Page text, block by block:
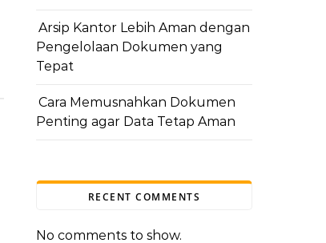
Arsip Kantor Lebih Aman dengan
Pengelolaan Dokumen yang
Tepat
Cara Memusnahkan Dokumen
Penting agar Data Tetap Aman
RECENT COMMENTS
No comments to show.